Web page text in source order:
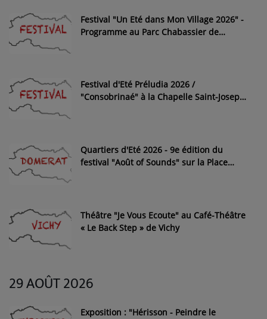
Festival "Un Eté dans Mon Village 2026" -
Programme au Parc Chabassier de
Festival d'Eté Préludia 2026 /
"Consobrinaé" à la Chapelle Saint-Joseph
Quartiers d'Eté 2026 - 9e édition du
festival "Août of Sounds" sur la Place
Théâtre "Je Vous Ecoute" au Café-Théâtre
« Le Back Step » de Vichy
29 AOÛT 2026
Exposition : "Hérisson - Peindre le